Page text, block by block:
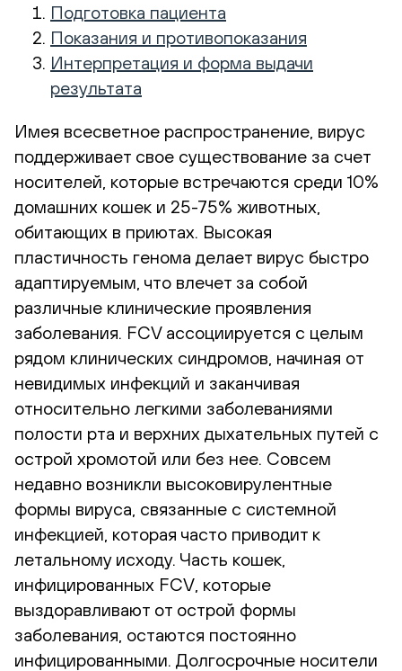
Подготовка пациента
Показания и противопоказания
Интерпретация и форма выдачи
результата
Имея всесветное распространение, вирус
поддерживает свое существование за счет
носителей, которые встречаются среди 10%
домашних кошек и 25-75% животных,
обитающих в приютах. Высокая
пластичность генома делает вирус быстро
адаптируемым, что влечет за собой
различные клинические проявления
заболевания. FCV ассоциируется с целым
рядом клинических синдромов, начиная от
невидимых инфекций и заканчивая
относительно легкими заболеваниями
полости рта и верхних дыхательных путей с
острой хромотой или без нее. Совсем
недавно возникли высоковирулентные
формы вируса, связанные с системной
инфекцией, которая часто приводит к
летальному исходу. Часть кошек,
инфицированных FCV, которые
выздоравливают от острой формы
заболевания, остаются постоянно
инфицированными. Долгосрочные носители